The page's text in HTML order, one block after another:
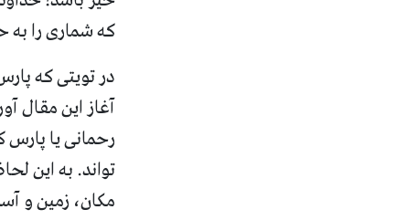
که شماری را
در تویتی که
آغاز این مقال
رحمانی یا
تواند.به این
مکان، زمین و